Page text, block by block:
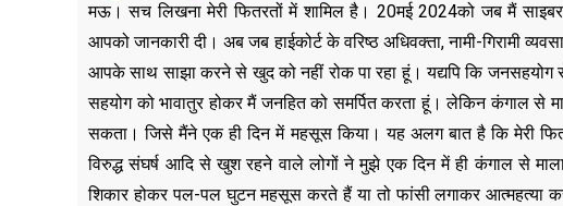
मऊ। सच लिखना मेरी फितरतों में शामिल है। 20मई 2024को जब मैं
आपको जानकारी दी। अब जब हाईकोर्ट के वरिष्ठ अधिवक्ता, नामी-गिरामी
आपके साथ साझा करने से खुद को नहीं रोक पा रहा हूं। यद्यपि कि
सहयोग को भावातुर होकर मैं जनहित को समर्पित करता हूं। लेकिन कंगाल से
सकता। जिसे मैंने एक ही दिन में महसूस किया। यह अलग बात है कि मेरी
विरुद्ध संघर्ष आदि से खुश रहने वाले लोगों ने मुझे एक दिन में ही कंगाल से
शिकार होकर पल-पल घुटन महसूस करते हैं या तो फांसी लगाकर आत्महत्या